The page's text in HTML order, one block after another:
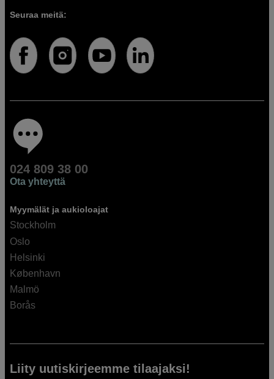
Seuraa meitä:
024 809 38 00
Ota yhteyttä
Myymälät ja aukioloajat
Stockholm
Oslo
Helsinki
København
Malmö
Borås
Liity uutiskirjeemme tilaajaksi!